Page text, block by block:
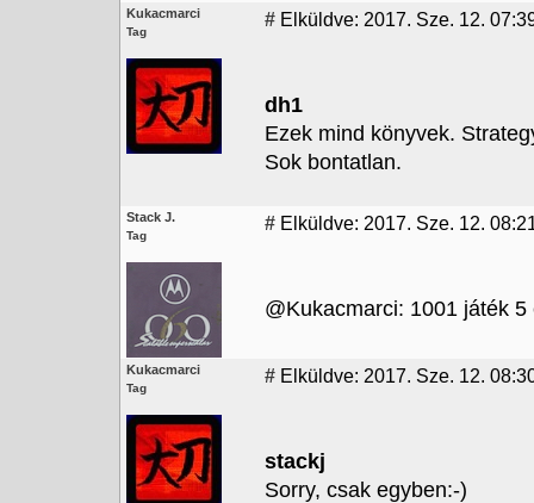
Kukacmarci
Tag
# Elküldve: 2017. Sze. 12.
dh1
Ezek mind könyvek.
Sok bontatlan.
Stack J.
Tag
# Elküldve: 2017. Sze. 12.
@Kukacmarci: 1001 játék
Kukacmarci
Tag
# Elküldve: 2017. Sze. 12.
stackj
Sorry, csak egyben:-)